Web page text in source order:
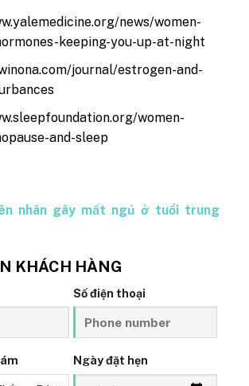
news/women-
keeping-you-up-at-night
journal/estrogen-and-
women-
and-sleep
nhân gây mất ngủ ở tuổi trung
KHÁCH HÀNG
Số điện thoại
Ngày đặt hẹn